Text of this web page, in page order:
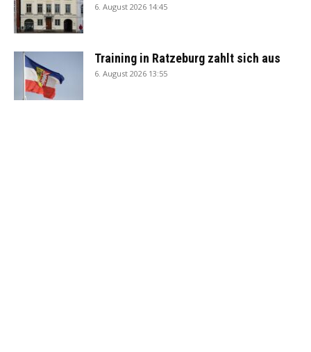
6. August 2026 14:45
Training in Ratzeburg zahlt sich aus
6. August 2026 13:55